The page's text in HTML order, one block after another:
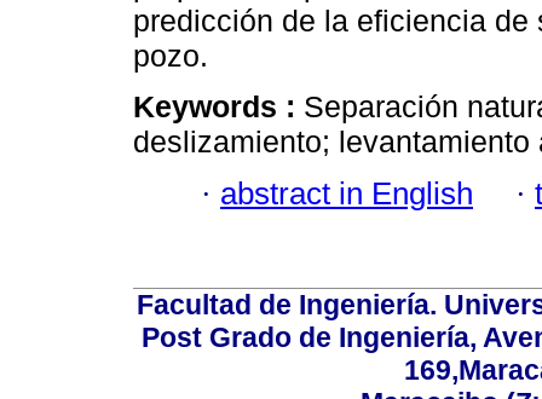
predicción de la eficiencia
pozo.
Keywords : Separación
deslizamiento;
· abstract in English ·
Facultad de Ingeniería.
Post Grado de Ingeniería,